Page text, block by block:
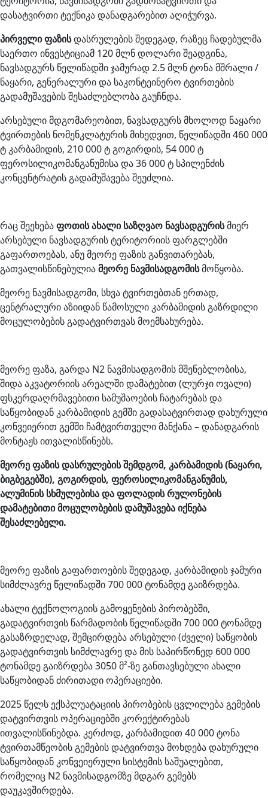
დასატვირთი ტექნიკა დანადგარებით აღიჭურვა.
პირველი ფაზისდასრულების შედეგად, რაზეც ჩადებულმა
საერთო ინვესტიციამ 120 მლნ დოლარი შეადგინა,
ნავსადგურს წელიწადში ჯამურად 2.5 მლნ ტონა მშრალი /
ნაყარი, გენერალური და საკონტეინერო ტვირთების
გადამუშავების შესაძლებლობა გაუჩნდა.
არსებული მდგომარეობით, ნავსადგურს მხოლოდ ნაყარი
ტვირთების ნომენკლატურის მიხედვით, წელიწადში 460 000
ტ კარბამიდის, 210 000 ტ გოგირდის, 54 000 ტ
ფეროსილიკომანგანუმისა და 36 000 ტ სპილენძის
კონცენტრატის გადამუშავება შეუძლია.
რაც შეეხებაფოთის ახალი საზღვაო ნავსადგურისმიერ
არსებული ნავსადგურის ტერიტორიის ფარგლებში
გაფართოებას, ანუ მეორე ფაზის განვითარებას,
გათვალისწინებულიამეორე ნავმისადგომისმოწყობა.
მეორე ნავმისადგომი, სხვა ტვირთებთან ერთად,
ცენტრალური აზიიდან წამოსული კარბამიდის გაზრდილი
მოცულობების გადატვირთვას მოემსახურება.
მეორე ფაზა, გარდა N2 ნავმისადგომის მშენებლობისა,
შიდა აკვატორიის არეალში დამატებით (ლურჯი ოვალი)
ფსკერდაღრმავებითი სამუშაოების ჩატარებას და
საწყობიდან კარბამიდის გემში გადასატვირთად დახურული
კონვეიერით გემში ჩამტვირთველი მანქანა – დანადგარის
მონტაჟს ითვალისწინებს.
მეორე ფაზის დასრულების შემდგომ, კარბამიდის (ნაყარი,
ბიგბეგებში), გოგირდის, ფეროსილიკომანგანუმის,
ალუმინის სხმულებისა და ფოლადის რულონების
დამატებითი მოცულობების დამუშავება იქნება
შესაძლებელი.
მეორე ფაზის გაფართოების შედეგად, კარბამიდის ჯამური
სიმძლავრე წელიწადში 700 000 ტონამდე გაიზრდება.
ახალი ტექნოლოგიის გამოყენების პირობებში,
გადატვირთვის წარმადობის წელიწადში 700 000 ტონამდე
გასაზრდელად, შემცირდება არსებული (ძველი) საწყობის
გადატვირთვის სიმძლავრე და მის საპირწონედ 600 000
ტონამდე გაიზრდება 3050 მ²-ზე განთავსებული ახალი
საწყობიდან ძირითადი ოპერაციები.
2025 წელს ექსპლუატაციის პირობების ცვლილება გემების
დატვირთვის ოპერაციებში კორექტირებას
ითვალისწინებდა. კერძოდ, კარბამიდით 40 000 ტონა
ტვირთამწეობის გემების დატვირთვა მოხდება დახურული
საწყობიდან კონვეიერული სისტემის საშუალებით,
რომელიც N2 ნავმისადგომზე მდგარ გემებს
დაუკავშირდება.